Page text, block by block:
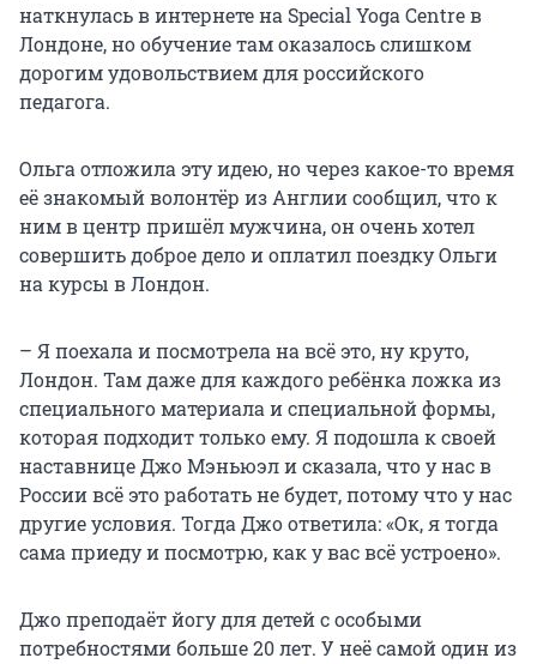
наткнулась в интернете на Special Yoga Centre в
Лондоне, но обучение там оказалось слишком
дорогим удовольствием для российского
педагога.
Ольга отложила эту идею, но через какое-то время
её знакомый волонтёр из Англии сообщил, что к
ним в центр пришёл мужчина, он очень хотел
совершить доброе дело и оплатил поездку Ольги
на курсы в Лондон.
– Я поехала и посмотрела на всё это, ну круто,
Лондон. Там даже для каждого ребёнка ложка из
специального материала и специальной формы,
которая подходит только ему. Я подошла к своей
наставнице Джо Мэньюэл и сказала, что у нас в
России всё это работать не будет, потому что у нас
другие условия. Тогда Джо ответила: «Ок, я тогда
сама приеду и посмотрю, как у вас всё устроено».
Джо преподаёт йогу для детей с особыми
потребностями больше 20 лет. У неё самой один из